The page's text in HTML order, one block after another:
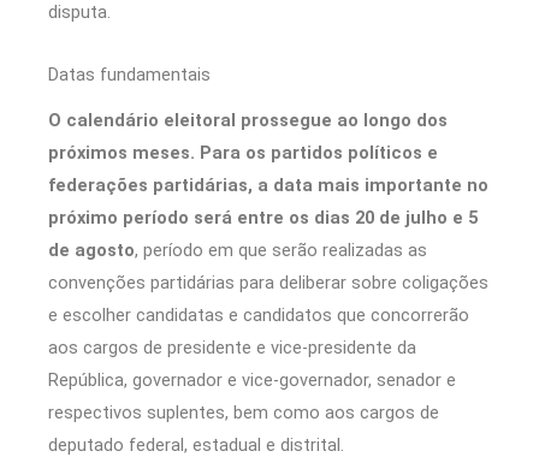
disputa.
Datas fundamentais
O calendário eleitoral prossegue ao longo dos
próximos meses. Para os partidos políticos e
federações partidárias, a data mais importante no
próximo período será entre os dias 20 de julho e 5
de agosto, período em que serão realizadas as
convenções partidárias para deliberar sobre coligações
e escolher candidatas e candidatos que concorrerão
aos cargos de presidente e vice-presidente da
República, governador e vice-governador, senador e
respectivos suplentes, bem como aos cargos de
deputado federal, estadual e distrital.